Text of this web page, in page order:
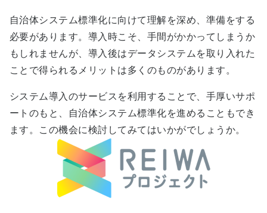
自治体システム標準化に向けて理解を深め、準備をする
必要があります。導入時こそ、手間がかかってしまうか
もしれませんが、導入後はデータシステムを取り入れた
ことで得られるメリットは多くのものがあります。
システム導入のサービスを利用することで、手厚いサポ
ートのもと、自治体システム標準化を進めることもでき
ます。この機会に検討してみてはいかがでしょうか。